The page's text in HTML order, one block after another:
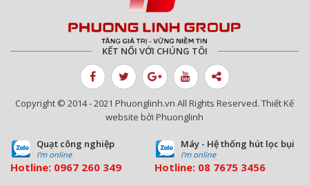
KẾT NỐI VỚI CHÚNG TÔI
Copyright © 2014 - 2021 Phuonglinh.vn All Rights Reserved. Thiết Kế
website bởi Phuonglinh
Quạt công nghiệp
I'm online
Hotline: 0967 260 349
Máy - Hệ thống hút lọc bụi
I'm online
Hotline: 08 7675 3456